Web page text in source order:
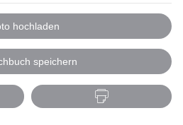
hochladen
speichern